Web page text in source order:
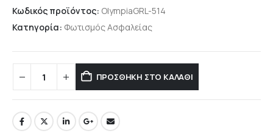
Κωδικός προϊόντος: OlympiaGRL-514
Κατηγορία: Φωτισμός Ασφαλείας
ΠΡΟΣΘΉΚΗ ΣΤΟ ΚΑΛΆΘΙ